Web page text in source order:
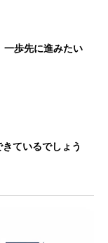
一歩先に進みたい
ているでしょう